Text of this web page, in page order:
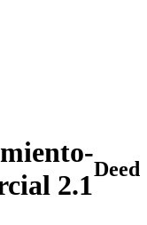
2.1
Deed